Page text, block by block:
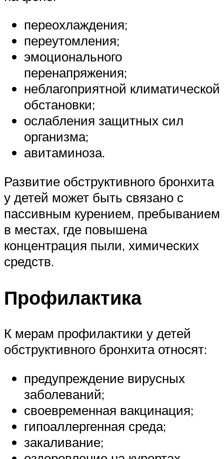
переохлаждения;
переутомления;
эмоционального
перенапряжения;
неблагоприятной климатической
обстановки;
ослабления защитных сил
организма;
авитаминоза.
Развитие обструктивного бронхита
у детей может быть связано с
пассивным курением, пребыванием
в местах, где повышена
концентрация пыли, химических
средств.
Профилактика
К мерам профилактики у детей
обструктивного бронхита относят:
предупреждение вирусных
заболеваний;
своевременная вакцинация;
гипоаллергенная среда;
закаливание;